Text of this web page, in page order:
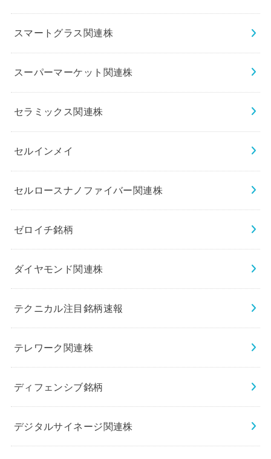
スマートグラス関連株
スーパーマーケット関連株
セラミックス関連株
セルインメイ
セルロースナノファイバー関連株
ゼロイチ銘柄
ダイヤモンド関連株
テクニカル注目銘柄速報
テレワーク関連株
ディフェンシブ銘柄
デジタルサイネージ関連株